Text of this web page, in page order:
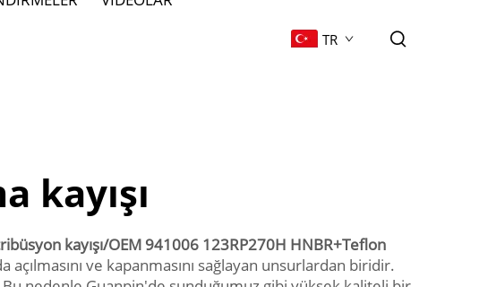
TR
kayışı
kayışı/OEM 941006 123RP270H HNBR+Teflon
ve kapanmasını sağlayan unsurlardan biridir.